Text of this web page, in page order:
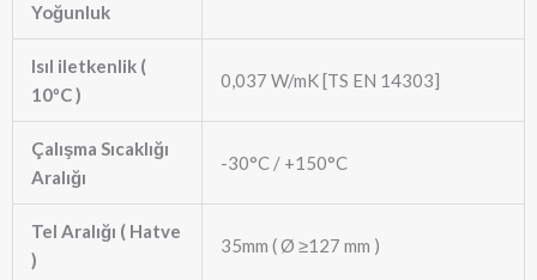
Yoğunluk
Isıl iletkenlik (
10ºC )
0,037 W/mK [TS EN 14303]
Çalışma Sıcaklığı
Aralığı
-30°C / +150°C
Tel Aralığı ( Hatve
)
35mm ( Ø ≥127 mm )